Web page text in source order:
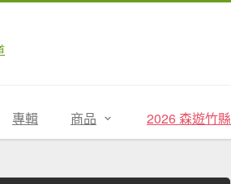
專輯 商品 2026 森遊竹縣